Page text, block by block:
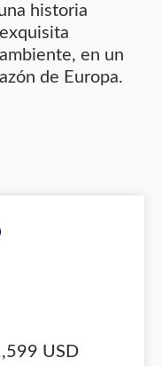
historia
en un
de Europa.
USD